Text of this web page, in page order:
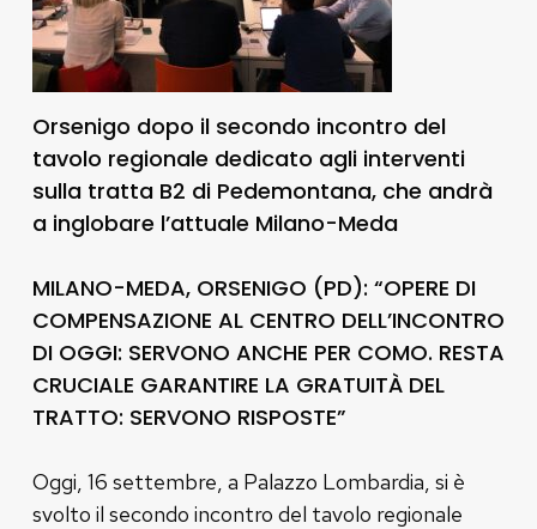
Orsenigo dopo il secondo incontro del
tavolo regionale dedicato agli interventi
sulla tratta B2 di Pedemontana, che andrà
a inglobare l’attuale Milano-Meda
MILANO-MEDA, ORSENIGO (PD): “OPERE DI
COMPENSAZIONE AL CENTRO DELL’INCONTRO
DI OGGI: SERVONO ANCHE PER COMO. RESTA
CRUCIALE GARANTIRE LA GRATUITÀ DEL
TRATTO: SERVONO RISPOSTE”
Oggi, 16 settembre, a Palazzo Lombardia, si è
svolto il secondo incontro del tavolo regionale